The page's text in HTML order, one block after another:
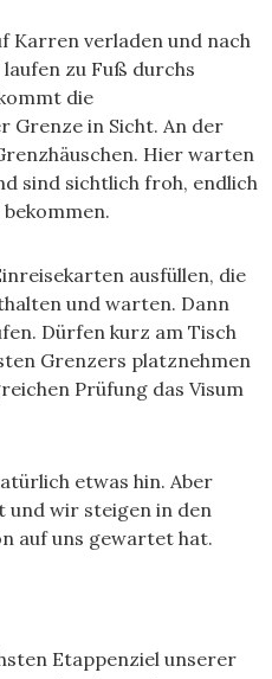
Karren verladen und nach
zu Fuß durchs
die
Grenze in Sicht. An der
Hier warten
sind sichtlich froh, endlich
ausfüllen, die
und warten. Dann
Dürfen kurz am Tisch
Grenzers platznehmen
Prüfung das Visum
etwas hin. Aber
und wir steigen in den
auf uns gewartet hat.
Etappenziel unserer